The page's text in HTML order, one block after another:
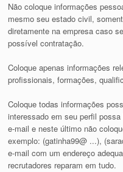
Não coloque informações
mesmo seu estado civil,
diretamente na empresa caso
possível contratação.
Coloque apenas informações
profissionais, formações,
Coloque todas informações
interessado em seu perfil
e-mail e neste último não
exemplo: (gatinha99@ ...),
e-mail com um endereço
recrutadores reparam em tudo.